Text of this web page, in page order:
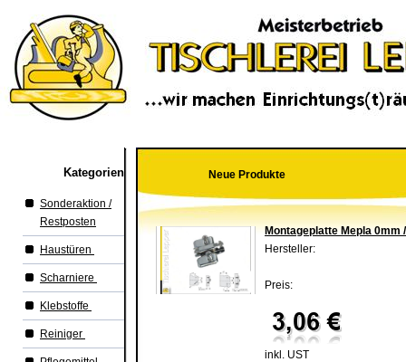
Kategorien
Sonderaktion /
Restposten
Haustüren
Scharniere
Klebstoffe
Reiniger
Neue Produkte
Montageplatte Mepla 0mm
Hersteller:
Preis:
inkl. UST